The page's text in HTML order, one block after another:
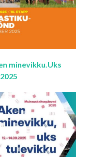
minevikku.Uks